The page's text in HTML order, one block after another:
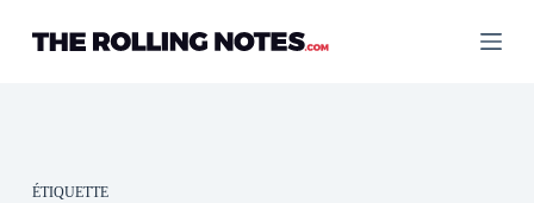
contenu
ÉTIQUETTE